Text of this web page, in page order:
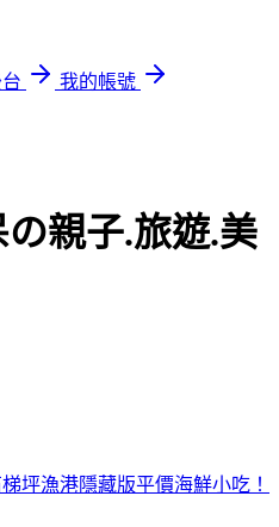
我的帳號
親子.旅遊.美
坪漁港隱藏版平價海鮮小吃！